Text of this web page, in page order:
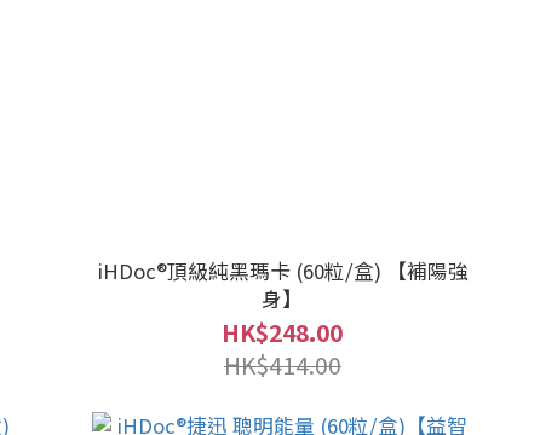
iHDoc®頂級純黑瑪卡 (60粒/盒) 【補陽強
身】
HK$248.00
HK$414.00